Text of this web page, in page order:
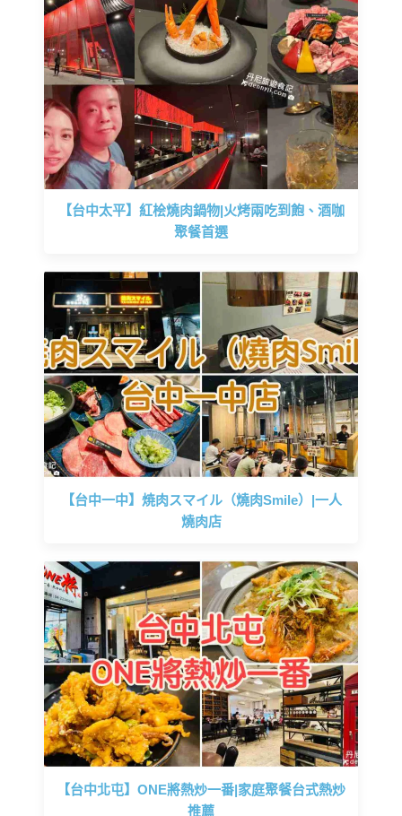
【台中太平】紅桧燒肉鍋物|火烤兩吃到飽、酒咖
聚餐首選
【台中一中】焼肉スマイル（燒肉Smile）|一人
燒肉店
【台中北屯】ONE將熱炒一番|家庭聚餐台式熱炒
推薦